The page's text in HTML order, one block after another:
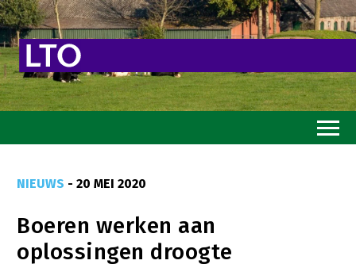
Goed eten
Mooi groen
NIEUWS - 20 MEI 2020
Boeren werken aan
oplossingen droogte